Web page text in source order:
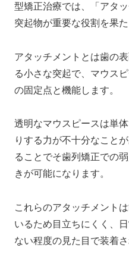
型矯正治療では、「アタ
突起物が重要な役割を果た
アタッチメントとは歯の
る小さな突起で、マウス
の固定点と機能します。
透明なマウスピースは単
りする力が不十分なこと
ることでそ歯列矯正での
きが可能になります。
これらのアタッチメント
いるため目立ちにくく、
ない程度の見た目で装着さ